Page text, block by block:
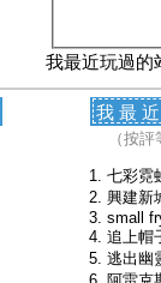
我最近玩過的
我最
（按
七彩霓
興建新
small
追上帽
逃出幽